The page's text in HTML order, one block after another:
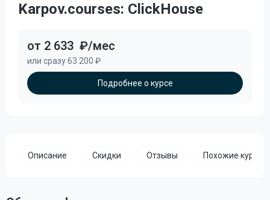
Karpov.courses: ClickHouse
от 2 633 ₽/мес
или сразу 63 200 ₽
Подробнее о курсе
Описание Скидки Отзывы Похожие курсы